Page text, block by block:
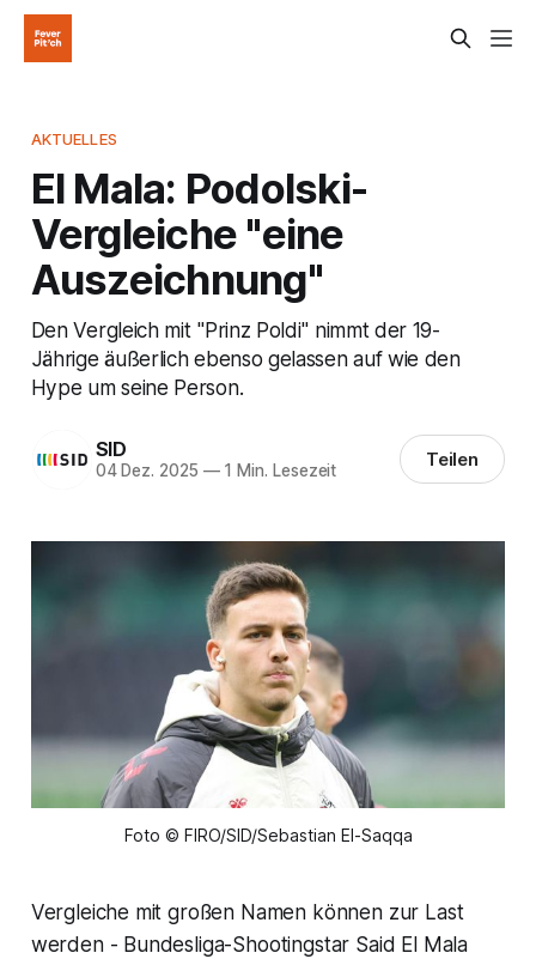
AKTUELLES
El Mala: Podolski-
Vergleiche "eine
Auszeichnung"
Den Vergleich mit "Prinz Poldi" nimmt der 19-
Jährige äußerlich ebenso gelassen auf wie den
Hype um seine Person.
SID
04 Dez. 2025 —1 Min. Lesezeit Teilen
Foto © FIRO/SID/Sebastian El-Saqqa
Vergleiche mit großen Namen können zur Last
werden - Bundesliga-Shootingstar Said El Mala